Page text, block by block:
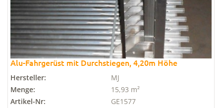
Alu-Fahrgerüst mit Durchstiegen, 4,20m Höhe
Hersteller:
MJ
Menge:
15,93 m²
Artikel-Nr:
GE1577